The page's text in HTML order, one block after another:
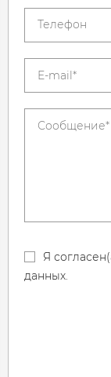
Я
данных.